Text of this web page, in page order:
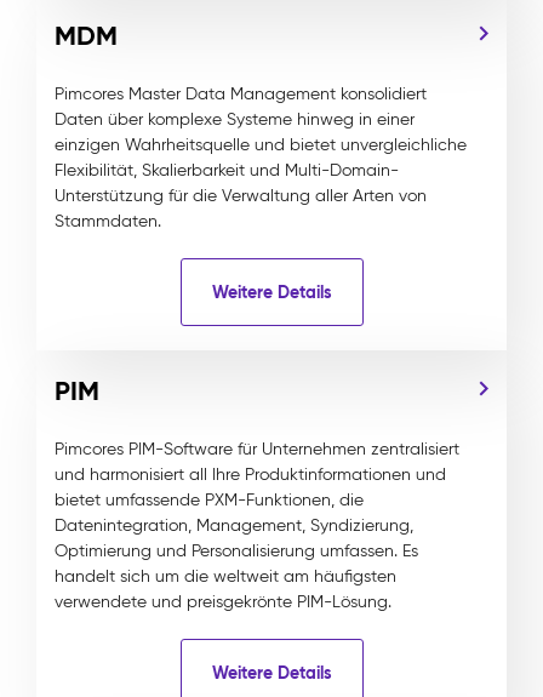
MDM
Pimcores Master Data Management konsolidiert
Daten über komplexe Systeme hinweg in einer
einzigen Wahrheitsquelle und bietet unvergleichliche
Flexibilität, Skalierbarkeit und Multi-Domain-
Unterstützung für die Verwaltung aller Arten von
Stammdaten.
Weitere Details
PIM
Pimcores PIM-Software für Unternehmen zentralisiert
und harmonisiert all Ihre Produktinformationen und
bietet umfassende PXM-Funktionen, die
Datenintegration, Management, Syndizierung,
Optimierung und Personalisierung umfassen. Es
handelt sich um die weltweit am häufigsten
verwendete und preisgekrönte PIM-Lösung.
Weitere Details